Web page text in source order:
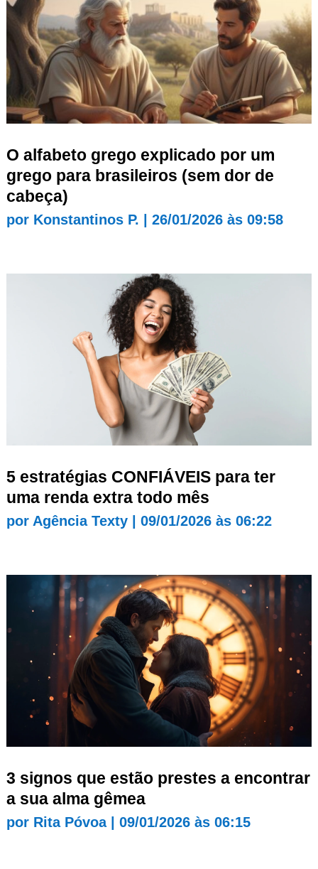
O alfabeto grego explicado por um
grego para brasileiros (sem dor de
cabeça)
por Konstantinos P. 26/01/2026 às 09:58
5 estratégias CONFIÁVEIS para ter
uma renda extra todo mês
por Agência Texty| 09/01/2026 às 06:22
3 signos que estão prestes a encontrar
a sua alma gêmea
por Rita Póvoa| 09/01/2026 às 06:15